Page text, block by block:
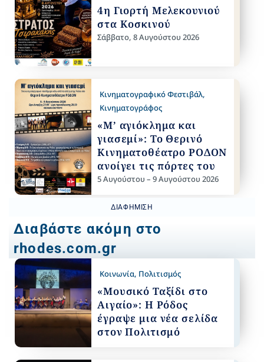
4η Γιορτή Μελεκουνιού
στα Κοσκινού
Σάββατο, 8 Αυγούστου 2026
Κινηματογραφικό Φεστιβάλ,
Κινηματογράφος
«Μ’ αγιόκλημα και
γιασεμί»: Το Θερινό
Κινηματοθέατρο ΡΟΔΟΝ
ανοίγει τις πόρτες του
5 Αυγούστου – 9 Αυγούστου 2026
ΔΙΑΦΉΜΙΣΗ
Διαβάστε ακόμη στο
rhodes.com.gr
Κοινωνία, Πολιτισμός
«Μουσικό Ταξίδι στο
Αιγαίο»: Η Ρόδος
έγραψε μια νέα σελίδα
στον Πολιτισμό